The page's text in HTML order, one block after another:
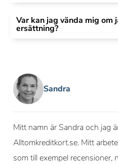
Var kan jag vända mig om
ersättning?
Sandra
Mitt namn är Sandra och jag
Alltomkreditkort.se. Mitt
som till exempel recensioner,